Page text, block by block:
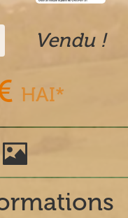
Vendu !
HAI*